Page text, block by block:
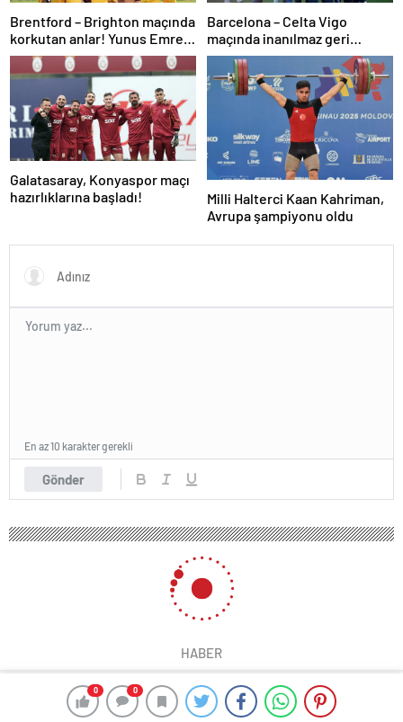
0 0
Brentford – Brighton maçında
korkutan anlar! Yunus Emre
Konak oyuna devam
edemedi…
Barcelona – Celta Vigo
maçında inanılmaz geri
dönüş! Raphinha maça
damga vurdu
Galatasaray, Konyaspor maçı
hazırlıklarına başladı!
Milli Halterci Kaan Kahriman,
Avrupa şampiyonu oldu
Gönder
En az 10 karakter gerekli
HABER